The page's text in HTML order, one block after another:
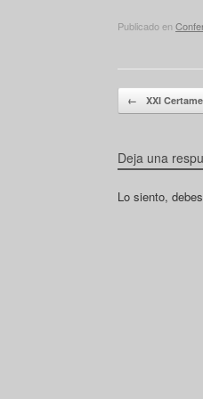
Publicado en
Navegador de
← XXI
Deja una
Lo siento,